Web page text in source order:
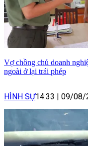
Vợ chồng chủ doanh
ngoài ở lại trái phép
HÌNH SỰ14:33 | 09/08/